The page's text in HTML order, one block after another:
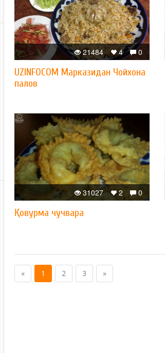
0
4
21484
UZINFOCOM Марказидан Чойхона
палов
0
2
31027
Қовурма чучвара
« 1 2 3 »